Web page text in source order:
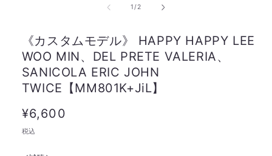
1/の
2
《カスタムモデル》 HAPPY HAPPY LEE
WOO MIN、DEL PRETE VALERIA、
SANICOLA ERIC JOHN
TWICE【MM801K+JiL】
通
常
¥6,600
税込